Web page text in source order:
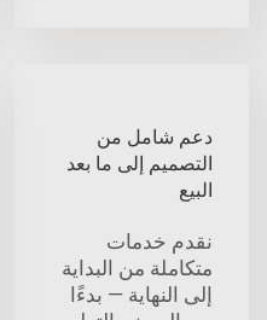
دعم شامل من
التصميم إلى ما بعد
البيع
نقدم خدمات
متكاملة من البداية
إلى النهاية — بدءًا